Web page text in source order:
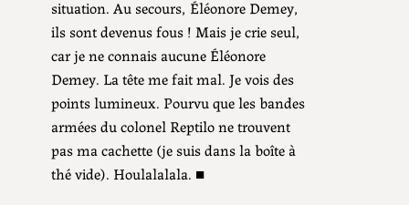
situation. Au secours, Éléonore Demey,
ils sont devenus fous ! Mais je crie seul,
car je ne connais aucune Éléonore
Demey. La tête me fait mal. Je vois des
points lumineux. Pourvu que les bandes
armées du colonel Reptilo ne trouvent
pas ma cachette (je suis dans la boîte à
thé vide). Houlalalala. ■